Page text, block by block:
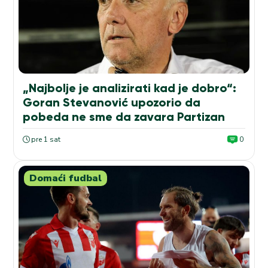
„Najbolje je analizirati kad je dobro“:
Goran Stevanović upozorio da
pobeda ne sme da zavara Partizan
pre 1 sat 0
Domaći fudbal